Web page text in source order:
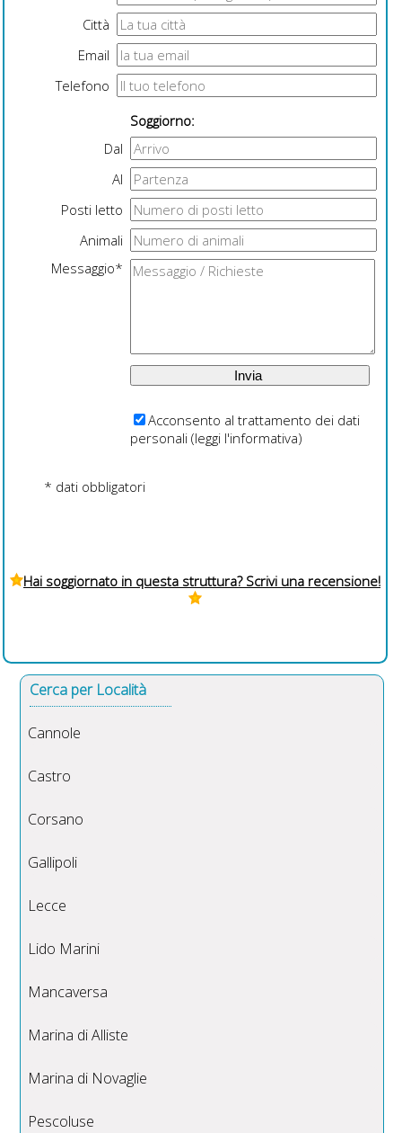
Città
Email
Telefono
Soggiorno:
Dal
Al
Posti letto
Animali
Messaggio*
Acconsento al trattamento dei dati
personali (leggi l'informativa)
* dati obbligatori
Hai soggiornato in questa struttura? Scrivi una recensione!
Cerca per Località
Cannole
Castro
Corsano
Gallipoli
Lecce
Lido Marini
Mancaversa
Marina di Alliste
Marina di Novaglie
Pescoluse